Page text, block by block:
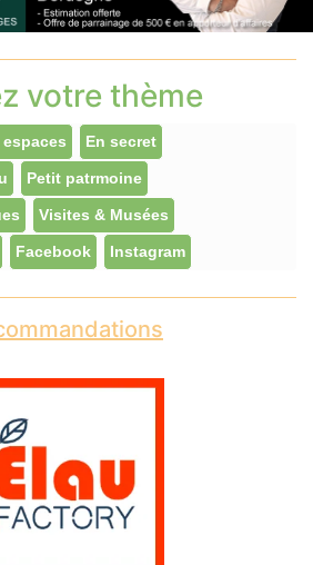
votre thème
En secret
Petit patrmoine
Visites & Musées
Facebook Instagram